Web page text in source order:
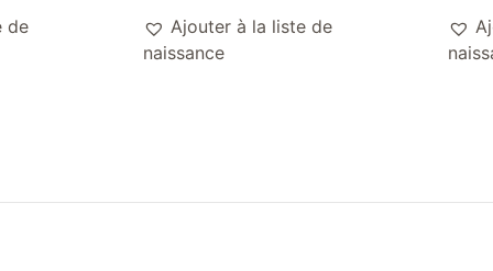
de
Ajouter à la liste de
naissance